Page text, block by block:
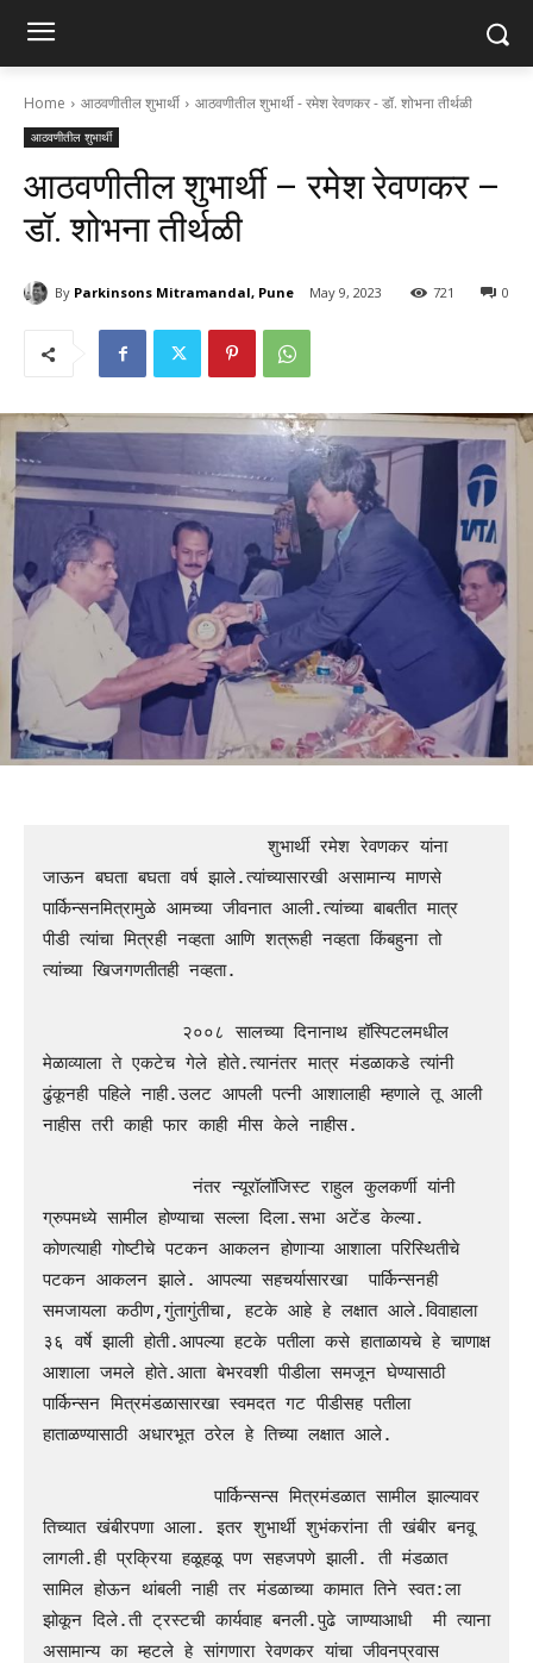
Home आठवणीतील शुभार्थी आठवणीतील शुभार्थी - रमेश रेवणकर - डॉ. शोभना तीर्थळी
आठवणीतील शुभार्थी
आठवणीतील शुभार्थी – रमेश रेवणकर –
डॉ. शोभना तीर्थळी
By Parkinsons Mitramandal, Pune May 9, 2023 0
721
                     शुभार्थी रमेश रेवणकर यांना
जाऊन बघता बघता वर्ष झाले.त्यांच्यासारखी असामान्य माणसे
पार्किन्सनमित्रामुळे आमच्या जीवनात आली.त्यांच्या बाबतीत मात्र
पीडी त्यांचा मित्रही नव्हता आणि शत्रूही नव्हता किंबहुना तो
त्यांच्या खिजगणतीतही नव्हता.
मेळाव्याला ते एकटेच गेले होते.त्यानंतर मात्र मंडळाकडे त्यांनी
ढुंकूनही पहिले नाही.उलट आपली पत्नी आशालाही म्हणाले तू आली
नाहीस तरी काही फार काही मीस केले नाहीस.
              नंतर न्यूरॉलॉजिस्ट राहुल कुलकर्णी यांनी
ग्रुपमध्ये सामील होण्याचा सल्ला दिला.सभा अटेंड केल्या.
कोणत्याही गोष्टीचे पटकन आकलन होणाऱ्या आशाला परिस्थितीचे
पटकन आकलन झाले. आपल्या सहचर्यासारखा  पार्किन्सनही
समजायला कठीण,गुंतागुंतीचा, हटके आहे हे लक्षात आले.विवाहाला
३६ वर्षे झाली होती.आपल्या हटके पतीला कसे हाताळायचे हे चाणाक्ष
आशाला जमले होते.आता बेभरवशी पीडीला समजून घेण्यासाठी
पार्किन्सन मित्रमंडळासारखा स्वमदत गट पीडीसह पतीला
हाताळण्यासाठी अधारभूत ठरेल हे तिच्या लक्षात आले.
                पार्किन्सन्स मित्रमंडळात सामील झाल्यावर
तिच्यात खंबीरपणा आला. इतर शुभार्थी शुभंकरांना ती खंबीर बनवू
लागली.ही प्रक्रिया हळूहळू पण सहजपणे झाली. ती मंडळात
सामिल होऊन थांबली नाही तर मंडळाच्या कामात तिने स्वत:ला
झोकून दिले.ती ट्रस्टची कार्यवाह बनली.पुढे जाण्याआधी  मी त्याना
असामान्य का म्हटले हे सांगणारा रेवणकर यांचा जीवनप्रवास